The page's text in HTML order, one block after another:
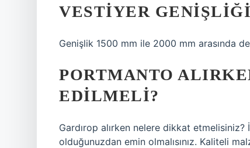
VESTIYER
Genişlik 1500 mm ile 2000 mm arasında
PORTMANTO
EDILMELI?
Gardırop alırken nelere dikkat
olduğunuzdan emin olmalısınız. Kaliteli